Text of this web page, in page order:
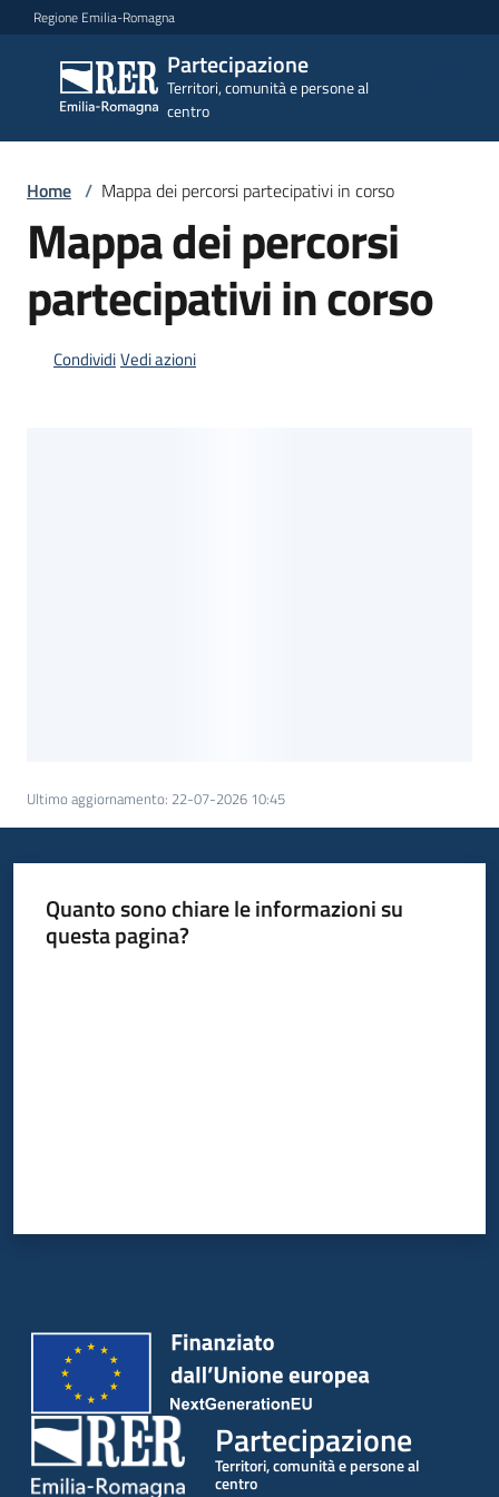
Vai al contenuto
Vai alla navigazione
Vai al footer
Regione Emilia-Romagna
Partecipazione
Territori, comunità e persone al
centro
Partecipazione
Territori, comunità e
persone al centro
Argomenti
Novità
Home / Mappa dei percorsi partecipativi in corso
Mappa dei percorsi
partecipativi in corso
CondividiVedi azioni
Ultimo aggiornamento: 22-07-2026 10:45
Quanto sono chiare le informazioni su
questa pagina?
Partecipazione
Territori, comunità e persone al
centro